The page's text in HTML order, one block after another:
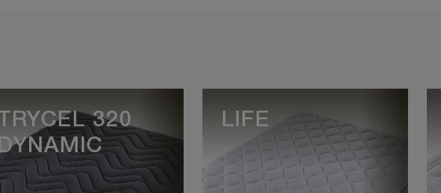
TRYCEL 320
DYNAMIC
LIFE